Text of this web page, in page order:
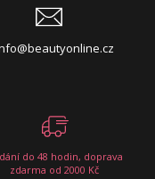
do 48 hodin, doprava
zdarma od 2000 Kč